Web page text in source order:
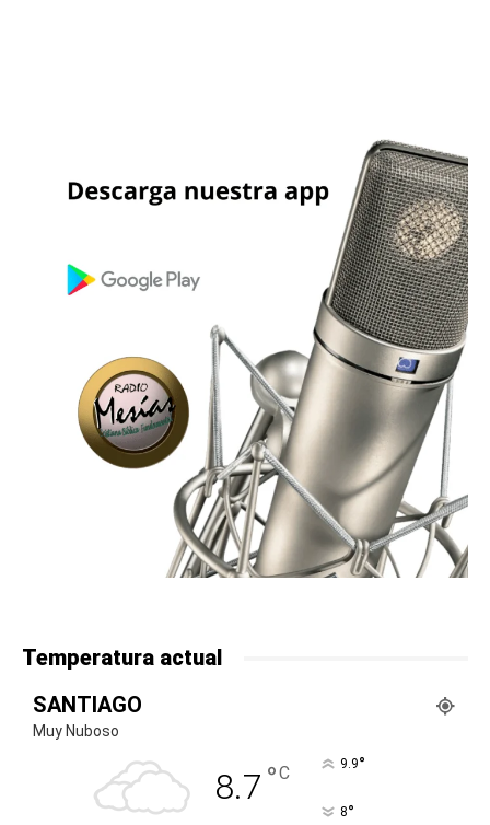
Temperatura actual
SANTIAGO
Muy Nuboso
8.7 °C 9.9°
8°